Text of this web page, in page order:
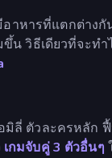
าหารที่แตกต่า
วิธีเดียวที่จะท
ลี่ ตัวละครหลัก
เกมจับคู่ 3 ตัวอื่นๆ